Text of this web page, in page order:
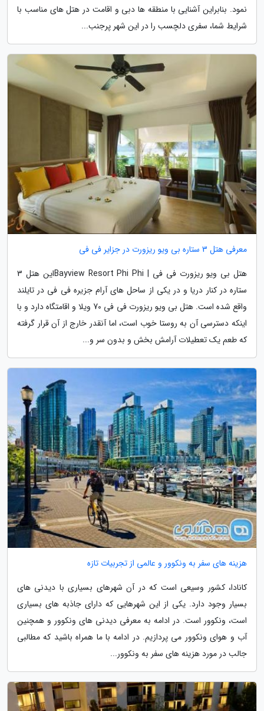
نمود. بنابراین آشنایی با منطقه ها دبی و اقامت در هتل های مناسب با
شرایط شما، سفری دلچسب را در این شهر پرجنب...
معرفی هتل 3 ستاره بی ویو ریزورت در جزایر فی فی
هتل بی ویو ریزورت فی فی | Bayview Resort Phi Phiاین هتل 3
ستاره در کنار دریا و در یکی از ساحل های آرام جزیره فی فی در تایلند
واقع شده است. هتل بی ویو ریزورت فی فی 70 ویلا و اقامتگاه دارد و با
اینکه دسترسی آن به روستا خوب است، اما آنقدر خارج از آن قرار گرفته
که طعم یک تعطیلات آرامش بخش و بدون سر و...
هزینه های سفر به ونکوور و عالمی از تجربیات تازه
کانادا، کشور وسیعی است که در آن شهرهای بسیاری با دیدنی های
بسیار وجود دارد. یکی از این شهرهایی که دارای جاذبه های بسیاری
است، ونکوور است. در ادامه به معرفی دیدنی های ونکوور و همچنین
آب و هوای ونکوور می پردازیم. در ادامه با ما همراه باشید که مطالبی
جالب در مورد هزینه های سفر به ونکوور...